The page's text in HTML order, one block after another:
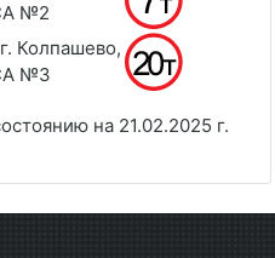
№2
Колпашево,
№3
на 21.02.2025 г.